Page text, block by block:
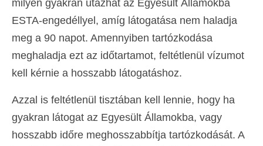
milyen gyakran utazhat az Egyesült Államokba
ESTA-engedéllyel, amíg látogatása nem haladja
meg a 90 napot. Amennyiben tartózkodása
meghaladja ezt az időtartamot, feltétlenül vízumot
kell kérnie a hosszabb látogatáshoz.
Azzal is feltétlenül tisztában kell lennie, hogy ha
gyakran látogat az Egyesült Államokba, vagy
hosszabb időre meghosszabbítja tartózkodását. A